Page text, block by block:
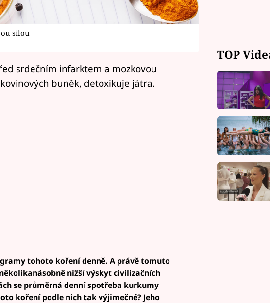
silou
srdečním infarktem a mozkovou
buněk, detoxikuje játra.
tohoto koření denně. A právě tomuto
nižší výskyt civilizačních
se průměrná denní spotřeba kurkumy
koření podle nich tak výjimečné? Jeho
TOP